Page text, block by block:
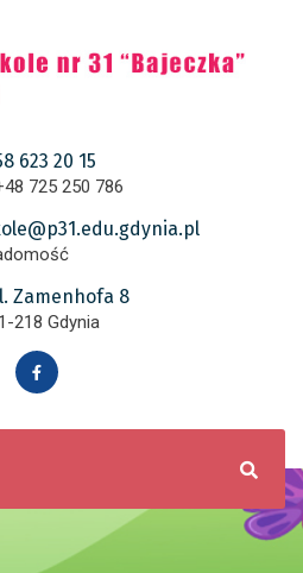
623 20 15
725 250 786
Zamenhofa 8
218 Gdynia